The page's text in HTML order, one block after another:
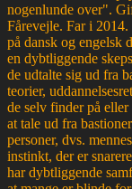
nogenlunde over".
Fårevejle. Far i
på dansk og engelsk
en dybtliggende
de udtalte sig ud fra
teorier,
de selv finder på
at tale ud fra
personer, dvs.
instinkt, der er
har dybtliggende